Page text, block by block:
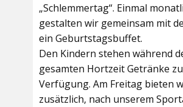
„Schlemmertag“. Einmal
gestalten wir gemeinsam mit
ein Geburtstagsbuffet.
Den Kindern stehen während
gesamten Hortzeit Getränke
Verfügung. Am Freitag bieten
zusätzlich, nach unserem